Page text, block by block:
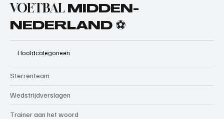
VOETBAL MIDDEN-
NEDERLAND ⚽
Hoofdcategorieën
Sterrenteam
Wedstrijdverslagen
Trainer aan het woord